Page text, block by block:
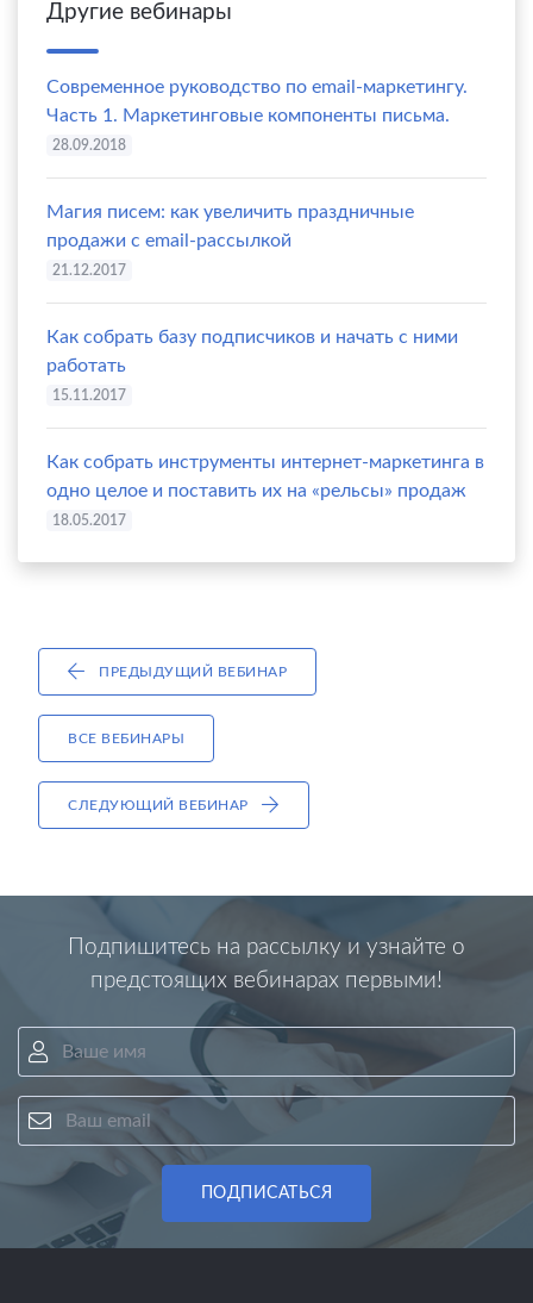
Другие вебинары
Современное руководство по email-маркетингу.
Часть 1. Маркетинговые компоненты письма.
28.09.2018
Магия писем: как увеличить праздничные
продажи с email-рассылкой
21.12.2017
Как собрать базу подписчиков и начать с ними
работать
15.11.2017
Как собрать инструменты интернет-маркетинга в
одно целое и поставить их на «рельсы» продаж
18.05.2017
ПРЕДЫДУЩИЙ ВЕБИНАР
ВСЕ ВЕБИНАРЫ
СЛЕДУЮЩИЙ ВЕБИНАР
Подпишитесь на рассылку и узнайте о
предстоящих вебинарах первыми!
Ваше имя
Ваш email
ПОДПИСАТЬСЯ